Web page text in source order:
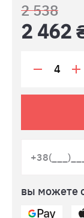
2 538
2 462
вы можете